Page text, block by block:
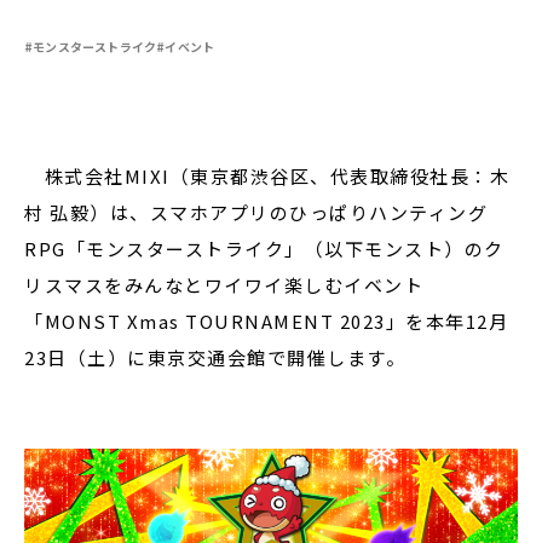
#モンスターストライク#イベント
株式会社MIXI（東京都渋谷区、代表取締役社長：木
村 弘毅）は、スマホアプリのひっぱりハンティング
RPG「モンスターストライク」（以下モンスト）のク
リスマスをみんなとワイワイ楽しむイベント
「MONST Xmas TOURNAMENT 2023」を本年12月
23日（土）に東京交通会館で開催します。